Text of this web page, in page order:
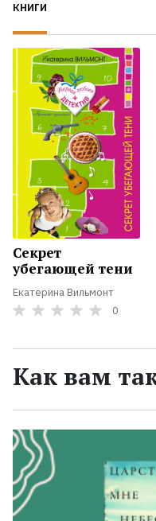
КНИГИ
Секрет
убегающей тени
Екатерина Вильмонт
0
Как вам